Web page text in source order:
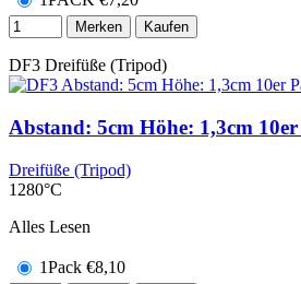
Merken Kaufen
DF3 Dreifüße (Tripod)
Abstand: 5cm Höhe: 1,3cm
Dreifüße (Tripod)
1280°C
Alles Lesen
1Pack €8,10